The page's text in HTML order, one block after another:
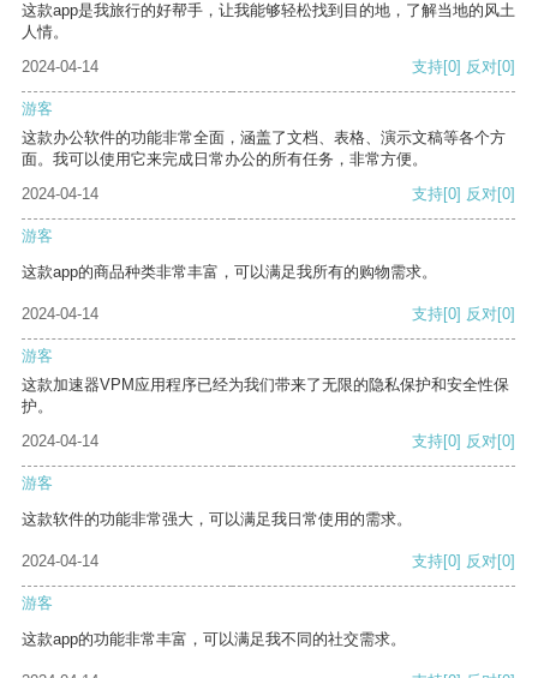
这款app是我旅行的好帮手，让我能够轻松找到目的地，了解当地的风土
人情。
2024-04-14
支持[0] 反对[0]
游客
这款办公软件的功能非常全面，涵盖了文档、表格、演示文稿等各个方
面。我可以使用它来完成日常办公的所有任务，非常方便。
2024-04-14
支持[0] 反对[0]
游客
这款app的商品种类非常丰富，可以满足我所有的购物需求。
2024-04-14 支持[0] 反对[0]
游客
这款加速器VPM应用程序已经为我们带来了无限的隐私保护和安全性保
护。
2024-04-14
支持[0] 反对[0]
游客
这款软件的功能非常强大，可以满足我日常使用的需求。
2024-04-14 支持[0] 反对[0]
游客
这款app的功能非常丰富，可以满足我不同的社交需求。